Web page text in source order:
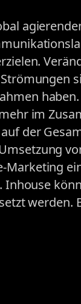
im
der
Inhouse
werden.